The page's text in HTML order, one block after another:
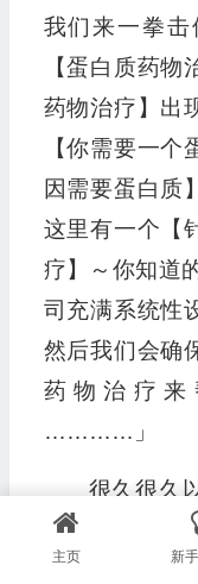
我们来一拳
【蛋白质药
药物治疗】出
【你需要一
因需要蛋白质
这里有一个【
疗】～你知道
司充满系统性
然后我们会确
药物治疗来
…………」
很久很久
我早就不在了
的时候就会那
主页 新